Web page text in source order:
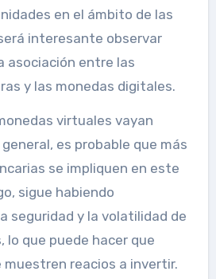
en el ámbito de las
interesante observar
asociación entre las
y las monedas digitales.
virtuales vayan
es probable que más
se impliquen en este
sigue habiendo
seguridad y la volatilidad de
lo que puede hacer que
muestren reacios a invertir.